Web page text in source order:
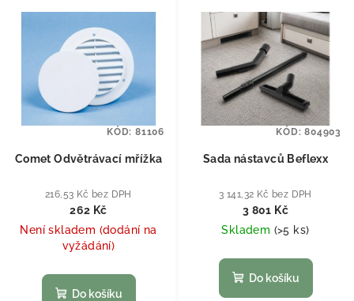
Comet Odvětrávací mřížka
216,53 Kč bez DPH
262 Kč
Není skladem (dodání na
vyžádání)
Do košíku
KÓD: 81106
Sada nástavců Beflexx
3 141,32 Kč bez DPH
3 801 Kč
Skladem (>5 ks)
Do košíku
KÓD:804903